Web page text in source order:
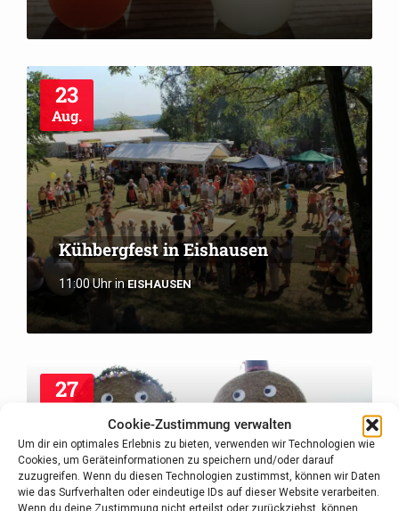
Cookie-Zustimmung verwalten
Um dir ein optimales Erlebnis zu bieten, verwenden wir Technologien wie
Cookies, um Geräteinformationen zu speichern und/oder darauf
zuzugreifen. Wenn du diesen Technologien zustimmst, können wir Daten
wie das Surfverhalten oder eindeutige IDs auf dieser Website verarbeiten.
Wenn du deine Zustimmung nicht erteilst oder zurückziehst, können
23
Aug.
Kühbergfest in Eishausen
11:00 UhrinEISHAUSEN
27
Aug.